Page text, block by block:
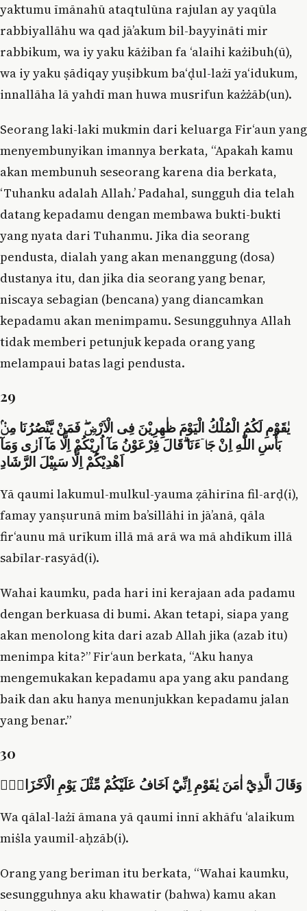
yaktumu īmānahū ataqtulūna rajulan ay yaqūla
rabbiyallāhu wa qad jā’akum bil-bayyināti mir
rabbikum, wa iy yaku kāżiban fa ‘alaihi każibuh(ū),
wa iy yaku ṣādiqay yuṣibkum ba‘ḍul-lażī ya‘idukum,
innallāha lā yahdī man huwa musrifun każżāb(un).
Seorang laki-laki mukmin dari keluarga Fir‘aun yang
menyembunyikan imannya berkata, “Apakah kamu
akan membunuh seseorang karena dia berkata,
‘Tuhanku adalah Allah.’ Padahal, sungguh dia telah
datang kepadamu dengan membawa bukti-bukti
yang nyata dari Tuhanmu. Jika dia seorang
pendusta, dialah yang akan menanggung (dosa)
dustanya itu, dan jika dia seorang yang benar,
niscaya sebagian (bencana) yang diancamkan
kepadamu akan menimpamu. Sesungguhnya Allah
tidak memberi petunjuk kepada orang yang
melampaui batas lagi pendusta.
29
يٰقَوْمِ لَكُمُ الْمُلْكُ الْيَوْمَ ظٰهِرِيْنَ فِى الْاَرْضِۖ فَمَنْ يَّنْصُرُنَا مِنْۢ
بَأْسِ اللّٰهِ اِنْ جَاۤءَنَا ۗقَالَ فِرْعَوْنُ مَآ اُرِيْكُمْ اِلَّا مَآ اَرٰى وَمَآ
اَهْدِيْكُمْ اِلَّا سَبِيْلَ الرَّشَادِ
Yā qaumi lakumul-mulkul-yauma ẓāhirīna fil-arḍ(i),
famay yanṣurunā mim ba’sillāhi in jā’anā, qāla
fir‘aunu mā urīkum illā mā arā wa mā ahdīkum illā
sabīlar-rasyād(i).
Wahai kaumku, pada hari ini kerajaan ada padamu
dengan berkuasa di bumi. Akan tetapi, siapa yang
akan menolong kita dari azab Allah jika (azab itu)
menimpa kita?” Fir‘aun berkata, “Aku hanya
mengemukakan kepadamu apa yang aku pandang
baik dan aku hanya menunjukkan kepadamu jalan
yang benar.”
30
وَقَالَ الَّذِيْٓ اٰمَنَ يٰقَوْمِ اِنِّيْٓ اَخَافُ عَلَيْكُمْ مِّثْلَ يَوْمِ الْاَحْزَابِۙ
Wa qālal-lażī āmana yā qaumi innī akhāfu ‘alaikum
miṡla yaumil-aḥzāb(i).
Orang yang beriman itu berkata, “Wahai kaumku,
sesungguhnya aku khawatir (bahwa) kamu akan